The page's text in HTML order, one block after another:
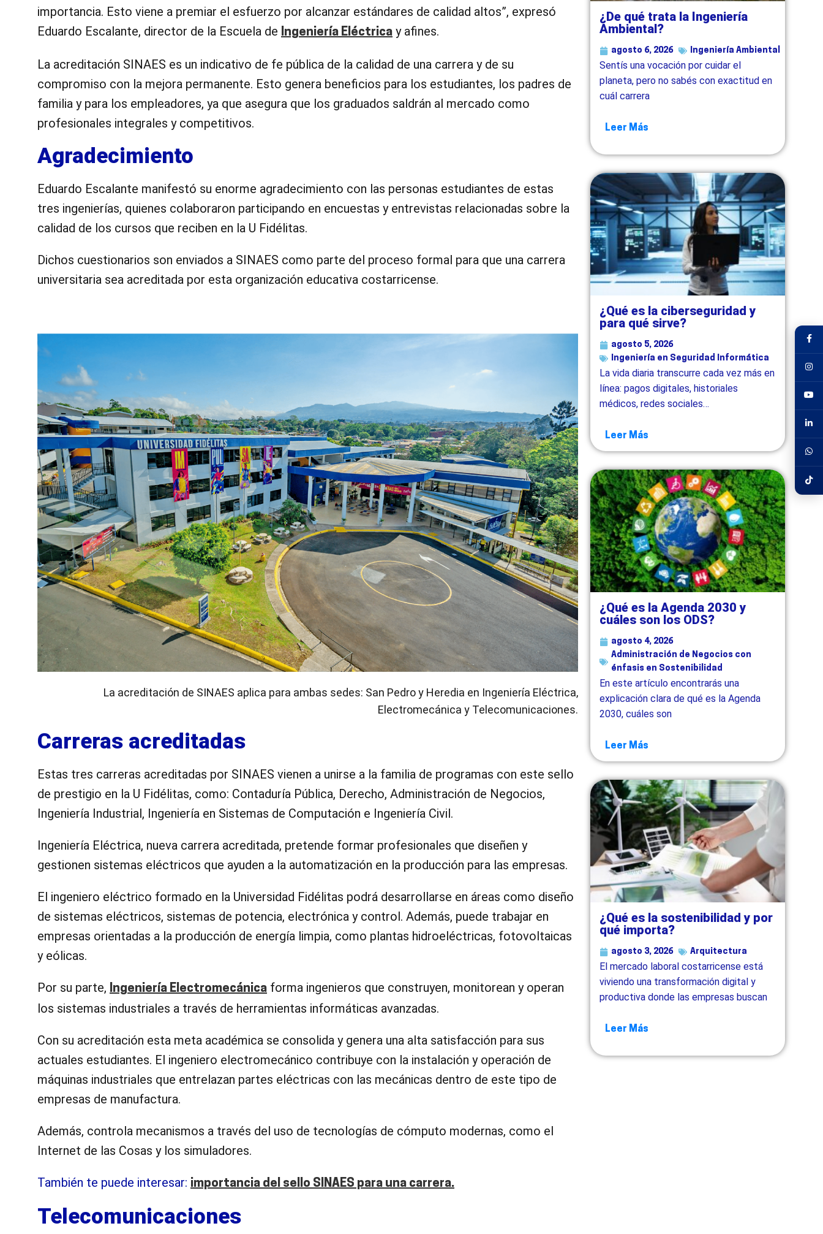
importancia. Esto viene a premiar el esfuerzo por alcanzar estándares de calidad altos”, expresó
Eduardo Escalante, director de la Escuela de Ingeniería Eléctrica y afines.
La acreditación SINAES es un indicativo de fe pública de la calidad de una carrera y de su
compromiso con la mejora permanente. Esto genera beneficios para los estudiantes, los padres de
familia y para los empleadores, ya que asegura que los graduados saldrán al mercado como
profesionales integrales y competitivos.
Agradecimiento
Eduardo Escalante manifestó su enorme agradecimiento con las personas estudiantes de estas
tres ingenierías, quienes colaboraron participando en encuestas y entrevistas relacionadas sobre la
calidad de los cursos que reciben en la U Fidélitas.
Dichos cuestionarios son enviados a SINAES como parte del proceso formal para que una carrera
universitaria sea acreditada por esta organización educativa costarricense.
La acreditación de SINAES aplica para ambas sedes: San Pedro y Heredia en Ingeniería Eléctrica,
Electromecánica y Telecomunicaciones.
Carreras acreditadas
Estas tres carreras acreditadas por SINAES vienen a unirse a la familia de programas con este sello
de prestigio en la U Fidélitas, como: Contaduría Pública, Derecho, Administración de Negocios,
Ingeniería Industrial, Ingeniería en Sistemas de Computación e Ingeniería Civil.
Ingeniería Eléctrica, nueva carrera acreditada, pretende formar profesionales que diseñen y
gestionen sistemas eléctricos que ayuden a la automatización en la producción para las empresas.
El ingeniero eléctrico formado en la Universidad Fidélitas podrá desarrollarse en áreas como diseño
de sistemas eléctricos, sistemas de potencia, electrónica y control. Además, puede trabajar en
empresas orientadas a la producción de energía limpia, como plantas hidroeléctricas, fotovoltaicas
y eólicas.
Por su parte, Ingeniería Electromecánica forma ingenieros que construyen, monitorean y operan
los sistemas industriales a través de herramientas informáticas avanzadas.
Con su acreditación esta meta académica se consolida y genera una alta satisfacción para sus
actuales estudiantes. El ingeniero electromecánico contribuye con la instalación y operación de
máquinas industriales que entrelazan partes eléctricas con las mecánicas dentro de este tipo de
empresas de manufactura.
Además, controla mecanismos a través del uso de tecnologías de cómputo modernas, como el
Internet de las Cosas y los simuladores.
También te puede interesar: importancia del sello SINAES para una carrera.
Telecomunicaciones
¿De qué trata la Ingeniería
Ambiental?
agosto 6, 2026 Ingeniería Ambiental
Sentís una vocación por cuidar el
planeta, pero no sabés con exactitud en
cuál carrera
Leer Más
¿Qué es la ciberseguridad y
para qué sirve?
agosto 5, 2026
Ingeniería en Seguridad Informática
La vida diaria transcurre cada vez más en
línea: pagos digitales, historiales
médicos, redes sociales…
Leer Más
¿Qué es la Agenda 2030 y
cuáles son los ODS?
agosto 4, 2026
Administración de Negocios con
énfasis en Sostenibilidad
En este artículo encontrarás una
explicación clara de qué es la Agenda
2030, cuáles son
Leer Más
¿Qué es la sostenibilidad y por
qué importa?
agosto 3, 2026 Arquitectura
El mercado laboral costarricense está
viviendo una transformación digital y
productiva donde las empresas buscan
Leer Más